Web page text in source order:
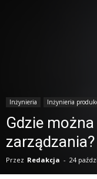
Inżynieria Inżynieria
Gdzie
zarządzania?
Przez Redakcja - 24